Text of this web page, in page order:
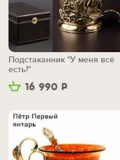
16 990 Р
Подстаканник "У меня всё
есть!"